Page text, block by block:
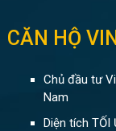
CĂN HỘ
Chủ đầu tư
Nam
Diện tích TỐI